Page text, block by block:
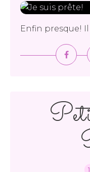
Enfin presque!